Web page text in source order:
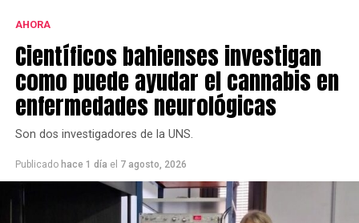
AHORA
Científicos bahienses investigan
como puede ayudar el cannabis en
enfermedades neurológicas
Son dos investigadores de la UNS.
Publicado hace 1 día el 7 agosto, 2026